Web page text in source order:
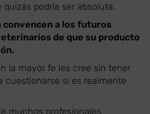
quizás podría ser absoluta.
convencen a los futuros
de que su producto
la mayor fe les cree sin tener
cuestionarse si es realmente
muchos profesionales